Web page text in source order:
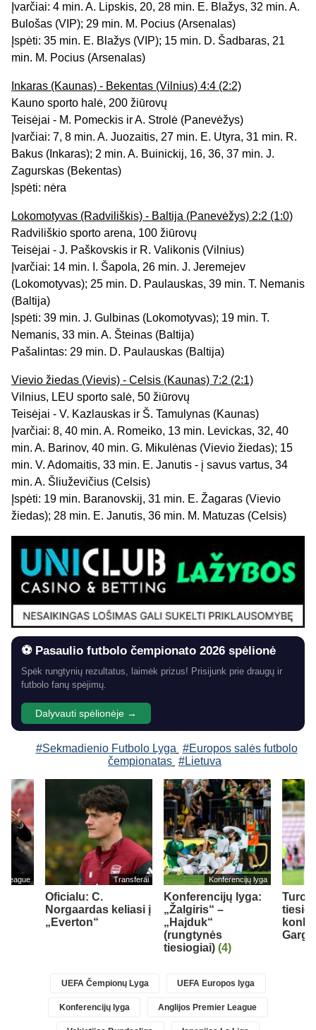
Įvarčiai: 4 min. A. Lipskis, 20, 28 min. E. Blažys, 32 min. A.
Bulošas (VIP); 29 min. M. Pocius (Arsenalas)
Įspėti: 35 min. E. Blažys (VIP); 15 min. D. Šadbaras, 21
min. M. Pocius (Arsenalas)
Inkaras (Kaunas) - Bekentas (Vilnius) 4:4 (2:2)
Kauno sporto halė, 200 žiūrovų
Teisėjai - M. Pomeckis ir A. Strolė (Panevėžys)
Įvarčiai: 7, 8 min. A. Juozaitis, 27 min. E. Utyra, 31 min. R.
Bakus (Inkaras); 2 min. A. Buinickij, 16, 36, 37 min. J.
Zagurskas (Bekentas)
Įspėti: nėra
Lokomotyvas (Radviliškis) - Baltija (Panevėžys) 2:2 (1:0)
Radviliškio sporto arena, 100 žiūrovų
Teisėjai - J. Paškovskis ir R. Valikonis (Vilnius)
Įvarčiai: 14 min. I. Šapola, 26 min. J. Jeremejev
(Lokomotyvas); 25 min. D. Paulauskas, 39 min. T. Nemanis
(Baltija)
Įspėti: 39 min. J. Gulbinas (Lokomotyvas); 19 min. T.
Nemanis, 33 min. A. Šteinas (Baltija)
Pašalintas: 29 min. D. Paulauskas (Baltija)
Vievio žiedas (Vievis) - Celsis (Kaunas) 7:2 (2:1)
Vilnius, LEU sporto salė, 50 žiūrovų
Teisėjai - V. Kazlauskas ir Š. Tamulynas (Kaunas)
Įvarčiai: 8, 40 min. A. Romeiko, 13 min. Levickas, 32, 40
min. A. Barinov, 40 min. G. Mikulėnas (Vievio žiedas); 15
min. V. Adomaitis, 33 min. E. Janutis - į savus vartus, 34
min. A. Šliuževičius (Celsis)
Įspėti: 19 min. Baranovskij, 31 min. E. Žagaras (Vievio
žiedas); 28 min. E. Janutis, 36 min. M. Matuzas (Celsis)
⚽ Pasaulio futbolo čempionato 2026 spėlionė
Spėk rungtynių rezultatus, laimėk prizus! Prisijunk prie draugų ir
futbolo fanų spėjimų.
Dalyvauti spėlionėje →
#Sekmadienio Futbolo Lyga #Europos salės futbolo
čempionatas #Lietuva
League Transferai
Oficialu: C.
Norgaardas keliasi į
„Everton“
Konferencijų lyga
Konferencijų lyga:
„Žalgiris“ –
„Hajduk“
(rungtynės
tiesiogiai) (4)
Turo
UEFA Čempionų Lyga UEFA Europos lyga
Konferencijų lyga Anglijos Premier League